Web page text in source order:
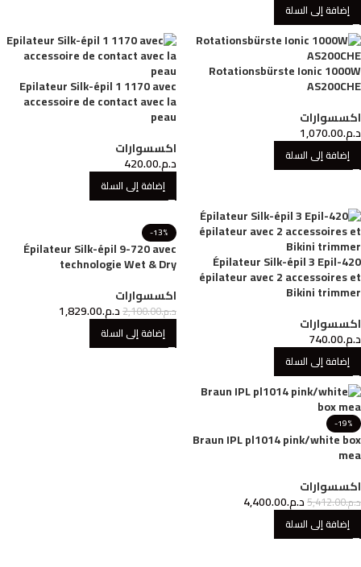
إضافة إلى السلة
Rotationsbürste Ionic 1000W
AS200CHE
اكسسوارات
د.م.1,070.00
إضافة إلى السلة
Epilateur Silk-épil 1 1170 avec
accessoire de contact avec la
peau
اكسسوارات
د.م.420.00
إضافة إلى السلة
Épilateur Silk-épil 3 Epil-420
épilateur avec 2 accessoires et
Bikini trimmer
اكسسوارات
د.م.740.00
إضافة إلى السلة
-13%
Épilateur Silk-épil 9-720 avec
technologie Wet & Dry
اكسسوارات
د.م.2,100.00د.م.1,829.00
إضافة إلى السلة
-19%
Braun IPL pl1014 pink/white box
mea
اكسسوارات
د.م.5,412.00د.م.4,400.00
إضافة إلى السلة